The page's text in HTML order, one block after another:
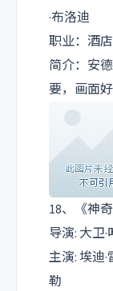
·布洛迪
职业：酒
简介：安
要，画面
18、《神
导演: 大卫·
主演: 埃迪
勒